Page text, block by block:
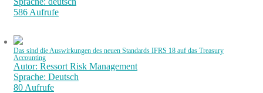
586 Aufrufe
Das sind die Auswirkungen des neuen Standards IFRS 18 auf das Treasury
Accounting
Autor: Ressort Risk Management
Sprache: Deutsch
80 Aufrufe